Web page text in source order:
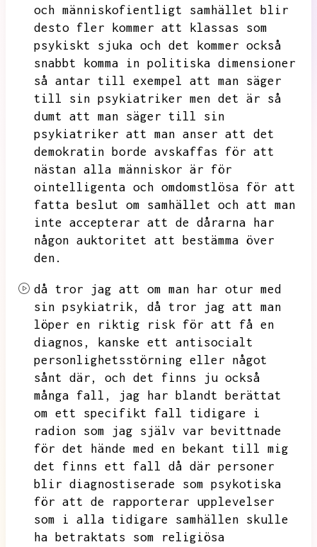
och människofientligt samhället blir
desto fler kommer att klassas som
psykiskt sjuka och det kommer också
snabbt komma in politiska dimensioner
så antar till exempel att man säger
till sin psykiatriker men det är så
dumt att man säger till sin
psykiatriker att man anser att det
demokratin borde avskaffas för att
nästan alla människor är för
ointelligenta och omdomstlösa för att
fatta beslut om samhället och att man
inte accepterar att de dårarna har
någon auktoritet att bestämma över
den.
då tror jag att om man har otur med
sin psykiatrik,
då tror jag att man
löper en riktig risk för att få en
diagnos,
kanske ett antisocialt
personlighetsstörning eller något
sånt där,
och det finns ju också
många fall,
jag har blandt berättat
om ett specifikt fall tidigare i
radion som jag själv var bevittnade
för det hände med en bekant till mig
det finns ett fall då där personer
blir diagnostiserade som psykotiska
för att de rapporterar upplevelser
som i alla tidigare samhällen skulle
ha betraktats som religiösa